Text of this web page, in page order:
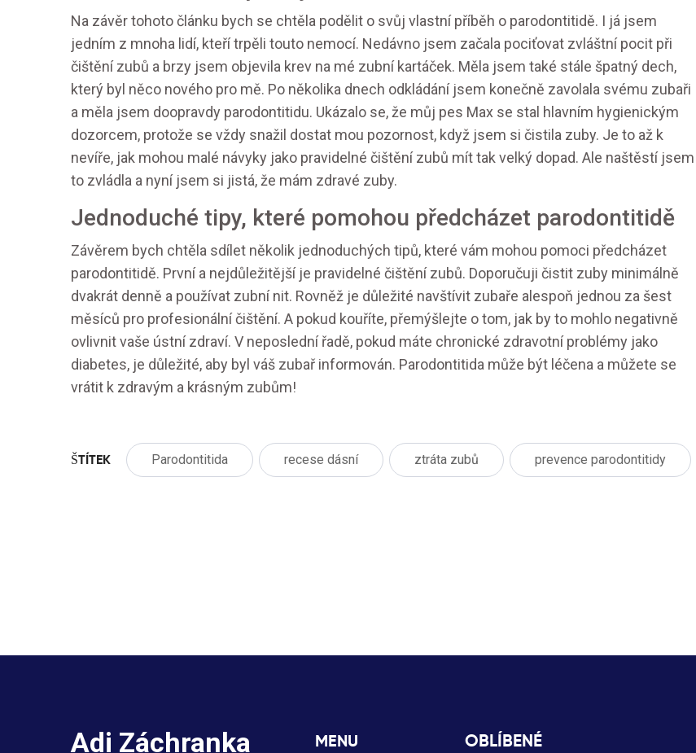
Na závěr tohoto článku bych se chtěla podělit o svůj vlastní příběh o parodontitidě. I já jsem
jedním z mnoha lidí, kteří trpěli touto nemocí. Nedávno jsem začala pociťovat zvláštní pocit při
čištění zubů a brzy jsem objevila krev na mé zubní kartáček. Měla jsem také stále špatný dech,
který byl něco nového pro mě. Po několika dnech odkládání jsem konečně zavolala svému zubaři
a měla jsem doopravdy parodontitidu. Ukázalo se, že můj pes Max se stal hlavním hygienickým
dozorcem, protože se vždy snažil dostat mou pozornost, když jsem si čistila zuby. Je to až k
nevíře, jak mohou malé návyky jako pravidelné čištění zubů mít tak velký dopad. Ale naštěstí jsem
to zvládla a nyní jsem si jistá, že mám zdravé zuby.
Jednoduché tipy, které pomohou předcházet parodontitidě
Závěrem bych chtěla sdílet několik jednoduchých tipů, které vám mohou pomoci předcházet
parodontitidě. První a nejdůležitější je pravidelné čištění zubů. Doporučuji čistit zuby minimálně
dvakrát denně a používat zubní nit. Rovněž je důležité navštívit zubaře alespoň jednou za šest
měsíců pro profesionální čištění. A pokud kouříte, přemýšlejte o tom, jak by to mohlo negativně
ovlivnit vaše ústní zdraví. V neposlední řadě, pokud máte chronické zdravotní problémy jako
diabetes, je důležité, aby byl váš zubař informován. Parodontitida může být léčena a můžete se
vrátit k zdravým a krásným zubům!
ŠTÍTEK Parodontitida recese dásní ztráta zubů prevence parodontitidy
Adi Záchranka MENU OBLÍBENÉ